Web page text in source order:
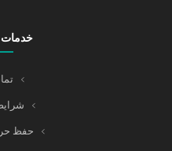
خدمات
حفظ